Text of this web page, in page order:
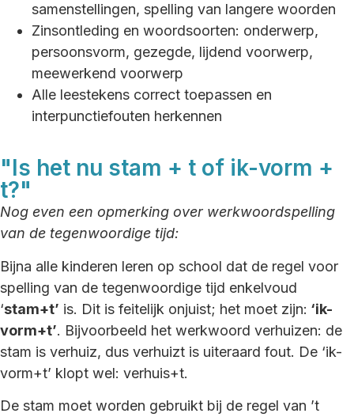
samenstellingen, spelling van langere woorden
Zinsontleding en woordsoorten: onderwerp,
persoonsvorm, gezegde, lijdend voorwerp,
meewerkend voorwerp
Alle leestekens correct toepassen en
interpunctiefouten herkennen
"Is het nu stam + t of ik-vorm +
t?"
Nog even een opmerking over werkwoordspelling
van de tegenwoordige tijd:
Bijna alle kinderen leren op school dat de regel voor
spelling van de tegenwoordige tijd enkelvoud
‘stam+t’ is. Dit is feitelijk onjuist; het moet zijn: ‘ik-
vorm+t’. Bijvoorbeeld het werkwoord verhuizen: de
stam is verhuiz, dus verhuizt is uiteraard fout. De ‘ik-
vorm+t’ klopt wel: verhuis+t.
De stam moet worden gebruikt bij de regel van ’t